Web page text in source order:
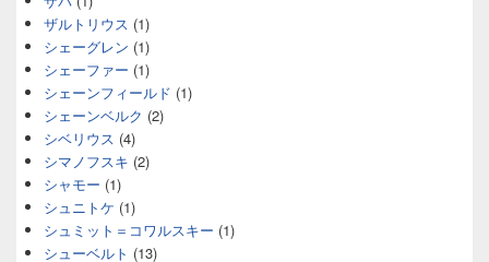
ザルトリウス (1)
シェーグレン (1)
シェーファー (1)
シェーンフィールド (1)
シェーンベルク (2)
シベリウス (4)
シマノフスキ (2)
シャモー (1)
シュニトケ (1)
シュミット＝コワルスキー (1)
シューベルト (13)